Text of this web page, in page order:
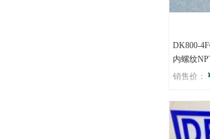
DK800-
内螺纹
销售价：
评分